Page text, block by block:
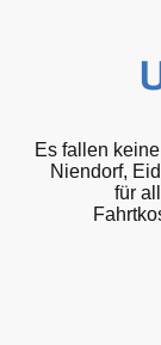
Es fallen
Niendorf,
für